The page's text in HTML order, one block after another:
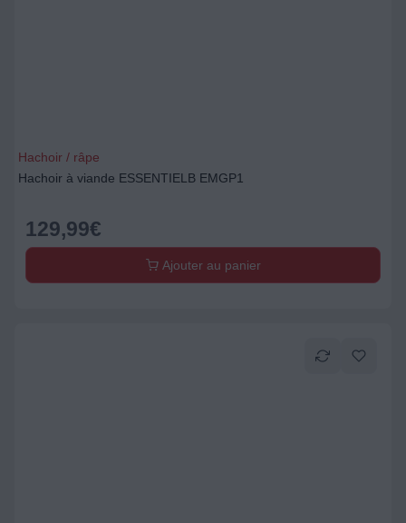
Hachoir / râpe
Hachoir à viande ESSENTIELB EMGP1
129,99€
Ajouter au panier